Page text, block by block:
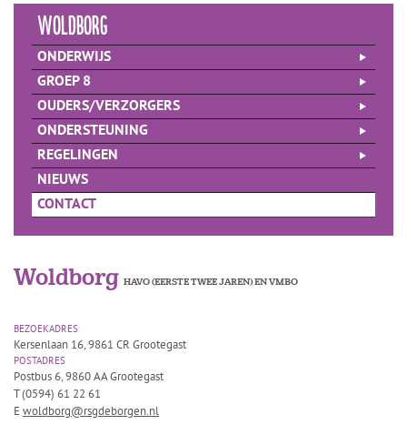
woldborg
ONDERWIJS
GROEP 8
OUDERS/VERZORGERS
ONDERSTEUNING
REGELINGEN
NIEUWS
CONTACT
Woldborg HAVO (EERSTE TWEE JAREN) EN VMBO
BEZOEKADRES
Kersenlaan 16, 9861 CR Grootegast
POSTADRES
Postbus 6, 9860 AA Grootegast
T (0594) 61 22 61
E woldborg@rsgdeborgen.nl